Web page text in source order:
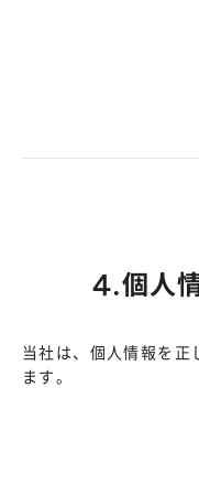
4.個人
当社は、個人情報を正
ます。